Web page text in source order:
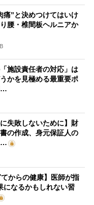
痛”と決めつけてはいけ
腰・椎間板ヘルニアか
施設責任者の対応」は
かを見極める最重要ポ
…
に失敗しないために】財
の作成、身元保証人の
…
てからの健康】医師が指
になるかもしれない習